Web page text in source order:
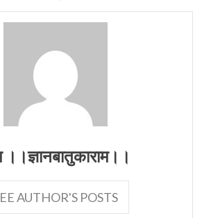
।।ज्ञानबातुकाराम।।
AUTHOR'S POSTS